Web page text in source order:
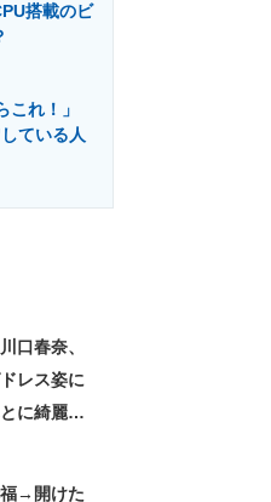
搭載のビ
これ！」
ている人
口春奈、
レス姿に
に綺麗」
→開けた